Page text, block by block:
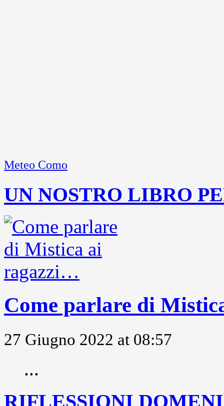
Meteo Como
UN NOSTRO LIBRO
Come parlare di
27 Giugno 2022 at 08:57
...
RIFLESSIONI